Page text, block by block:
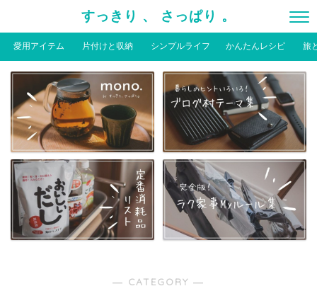
すっきり 、 さっぱり 。
愛用アイテム 片付けと収納 シンプルライフ かんたんレシピ 旅
― CATEGORY ―